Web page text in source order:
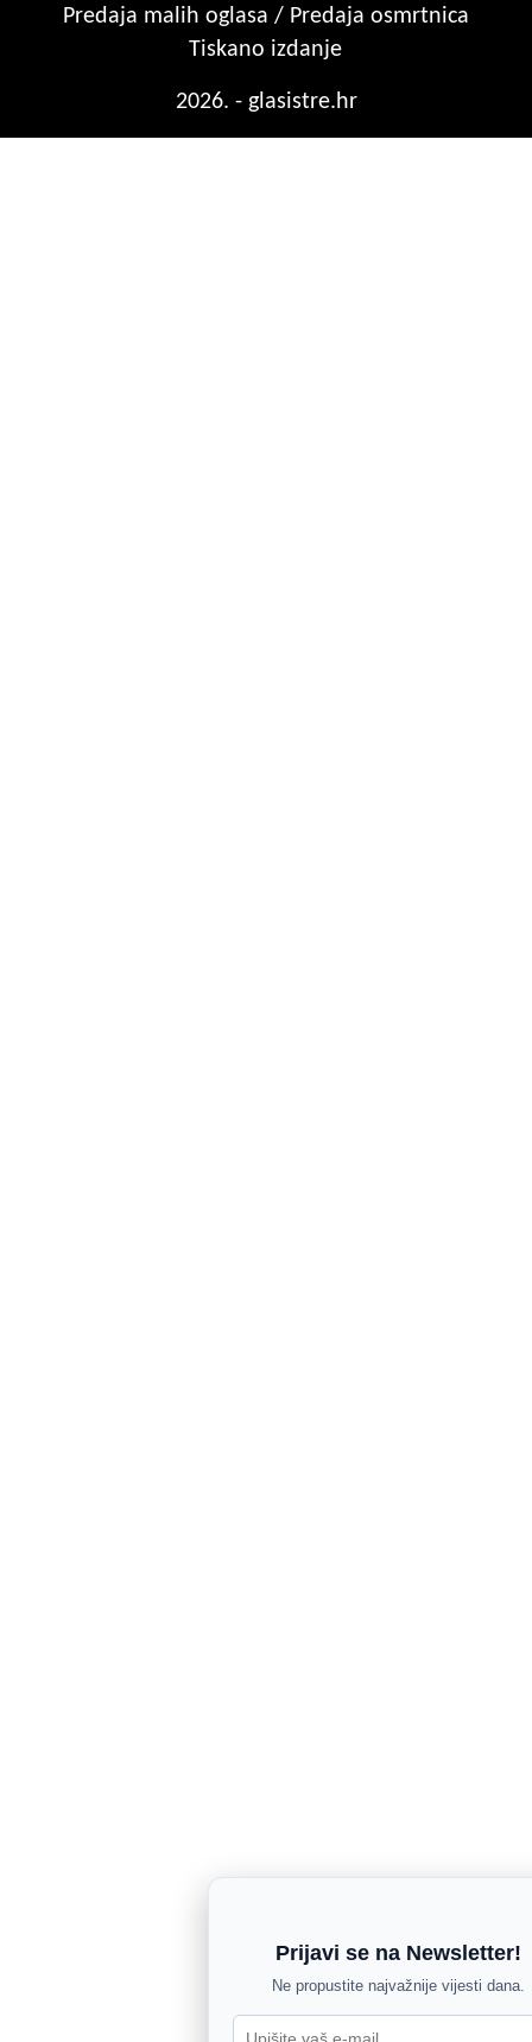
Predaja malih oglasa / Predaja osmrtnica
Tiskano izdanje
2026. - glasistre.hr
Prijavi se na Newsletter!
Ne propustite najvažnije vijesti dana.